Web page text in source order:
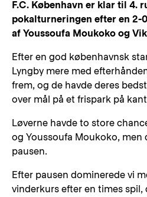
F.C. København er klar til 4.
pokalturneringen efter en 2-
af Youssoufa Moukoko og
Efter en god københavnsk
Lyngby mere med
frem, og de havde deres
over mål på et frispark på
Løverne havde to store
og Youssoufa Moukoko, men
pausen.
Efter pausen dominerede vi
vinderkurs efter en times